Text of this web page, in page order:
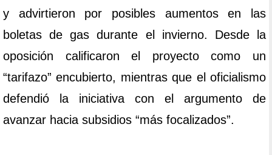
y advirtieron por posibles aumentos en las
boletas de gas durante el invierno. Desde la
oposición calificaron el proyecto como un
“tarifazo” encubierto, mientras que el oficialismo
defendió la iniciativa con el argumento de
avanzar hacia subsidios “más focalizados”.